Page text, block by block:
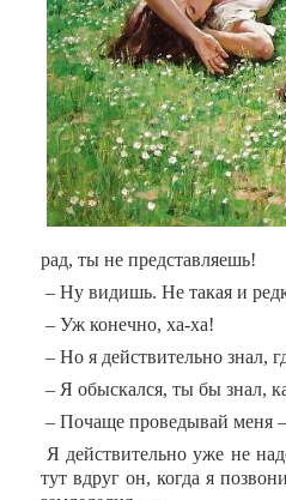
рад, ты не представляешь!
– Ну видишь. Не такая и
– Уж конечно, ха-ха!
– Но я действительно знал,
– Я обыскался, ты бы знал,
– Почаще проведывай меня
Я действительно уже не
тут вдруг он, когда я